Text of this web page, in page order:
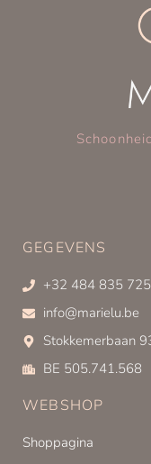
GEGEVENS
+32 484 835 725
info@marielu.be
Stokkemerbaan
BE 505.741.568
WEBSHOP
Shoppagina